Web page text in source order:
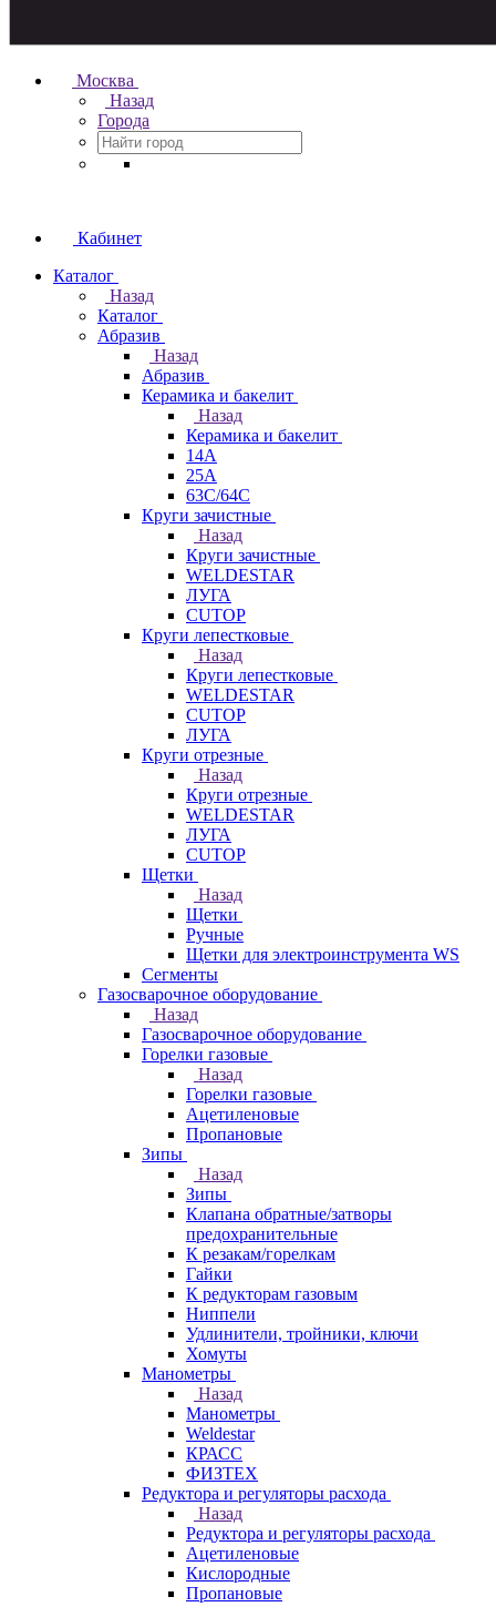
Москва
Назад
Города
Кабинет
Каталог
Назад
Каталог
Абразив
Назад
Абразив
Керамика и бакелит
Назад
Керамика и бакелит
14А
25А
63С/64С
Круги зачистные
Назад
Круги зачистные
WELDESTAR
ЛУГА
CUTOP
Круги лепестковые
Назад
Круги лепестковые
WELDESTAR
CUTOP
ЛУГА
Круги отрезные
Назад
Круги отрезные
WELDESTAR
ЛУГА
CUTOP
Щетки
Назад
Щетки
Ручные
Щетки для электроинструмента WS
Сегменты
Газосварочное оборудование
Назад
Газосварочное оборудование
Горелки газовые
Назад
Горелки газовые
Ацетиленовые
Пропановые
Зипы
Назад
Зипы
Клапана обратные/затворы
предохранительные
К резакам/горелкам
Гайки
К редукторам газовым
Ниппели
Удлинители, тройники, ключи
Хомуты
Манометры
Назад
Манометры
Weldestar
КРАСС
ФИЗТЕХ
Редуктора и регуляторы расхода
Назад
Редуктора и регуляторы расхода
Ацетиленовые
Кислородные
Пропановые